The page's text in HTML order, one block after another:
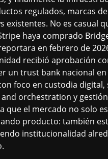
regulados, marcas
existentes. No es casual
haya comprado
en febrero de
recibió aprobación
un trust bank nacional en
foco en custodia digital,
and orchestration y
que el mercado no solo
producto: también
institucionalidad